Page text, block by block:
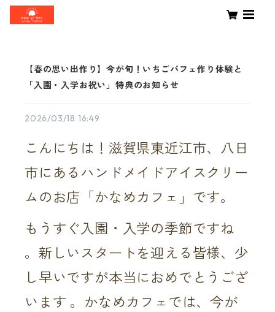
【春の思い出作り】今が旬！いちごパフェ作り体験と
「入園・入学お祝い」特典のお知らせ
2026/03/18 16:49
こんにちは！滋賀県東近江市、八日
市にあるハンドメイドアイスクリー
ムのお店「かなめカフェ」です。
もうすぐ入園・入学の季節ですね
。新しいスタートを迎える皆様、少
し早いですが本当におめでとうござ
います 。かなめカフェでは、今が